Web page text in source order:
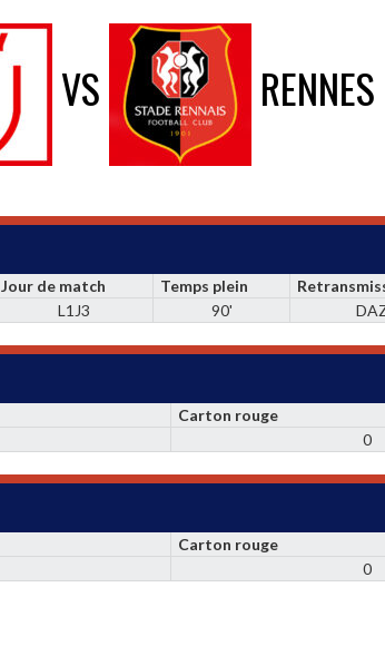
VS RENNES
Jour de match Temps plein
L1J3 90'
Carton rouge
0
Carton rouge
0